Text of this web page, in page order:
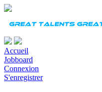
Accueil
Jobboard
Connexion
S'enregistrer